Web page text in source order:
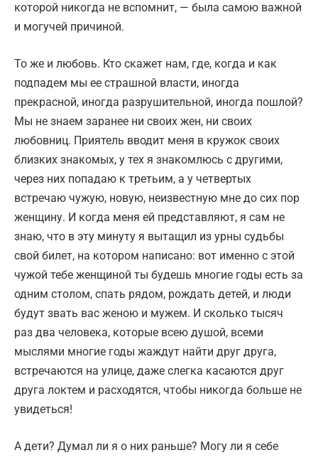
которой никогда не вспомнит, — была самою важной
и могучей причиной.
То же и любовь. Кто скажет нам, где, когда и как
подпадем мы ее страшной власти, иногда
прекрасной, иногда разрушительной, иногда пошлой?
Мы не знаем заранее ни своих жен, ни своих
любовниц. Приятель вводит меня в кружок своих
близких знакомых, у тех я знакомлюсь с другими,
через них попадаю к третьим, а у четвертых
встречаю чужую, новую, неизвестную мне до сих пор
женщину. И когда меня ей представляют, я сам не
знаю, что в эту минуту я вытащил из урны судьбы
свой билет, на котором написано: вот именно с этой
чужой тебе женщиной ты будешь многие годы есть за
одним столом, спать рядом, рождать детей, и люди
будут звать вас женою и мужем. И сколько тысяч
раз два человека, которые всею душой, всеми
мыслями многие годы жаждут найти друг друга,
встречаются на улице, даже слегка касаются друг
друга локтем и расходятся, чтобы никогда больше не
увидеться!
А дети? Думал ли я о них раньше? Могу ли я себе